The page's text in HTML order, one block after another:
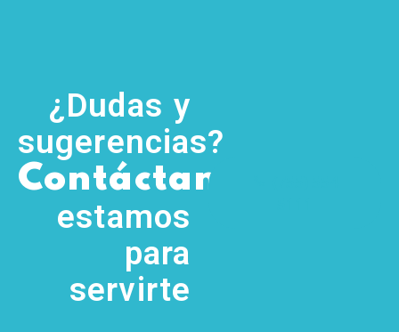
¿Dudas y
sugerencias?
Contáctanos
estamos
para
servirte